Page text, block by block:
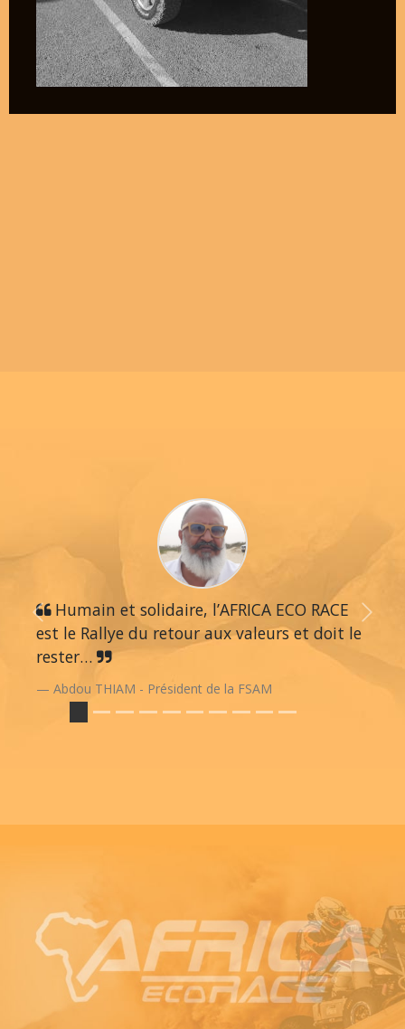
Humain et solidaire, l’AFRICA ECO RACE
est le Rallye du retour aux valeurs et doit le
rester…
Abdou THIAM - Président de la FSAM
Previous Next